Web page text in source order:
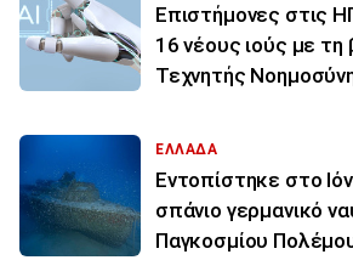
Επιστήμονες στις
16 νέους ιούς με τη
Τεχνητής
ΕΛΛΑΔΑ
Εντοπίστηκε στο
σπάνιο γερμανικό
Παγκοσμίου